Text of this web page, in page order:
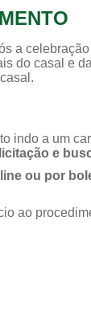
a
do casal e
indo a um
e
ou por
ao